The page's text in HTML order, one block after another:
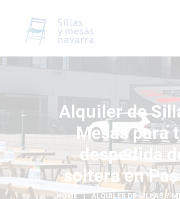
Alquiler de
Mesas para
despedida
soltera en
HOME
ALQUILER DE SILLAS Y